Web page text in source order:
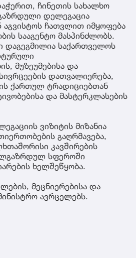
ჩინეთის სახალხო
დელეგაცია
აგვისტოს ჩათვლით იმყოფება
სააგენტო მასპინძლობს.
დაგეგმილია საქართველოს
მუზეუმებისა და
დათვალიერება,
ქართულ ტრადიციებთან
და მასტერკლასების
ვიზიტის მიზანია
გაღრმავება,
კავშირების
სფეროში
ხელშეწყობა.
მეცნიერებისა და
ავრცელებს.